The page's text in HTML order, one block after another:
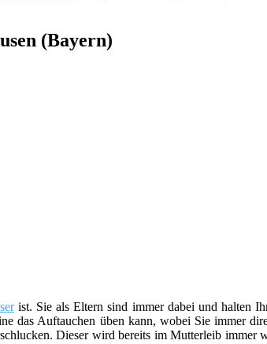
(Bayern)
ist. Sie als Eltern sind immer dabei und halten
das Auftauchen üben kann, wobei Sie immer
Dieser wird bereits im Mutterleib immer